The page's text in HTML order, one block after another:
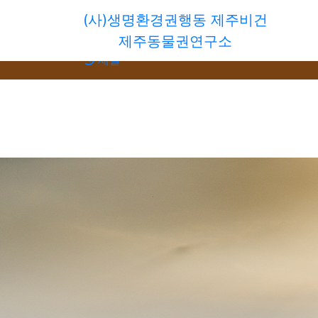
회원가입
로그인
새글
(사)생명환경권행동 제주비건
제주동물권연구소